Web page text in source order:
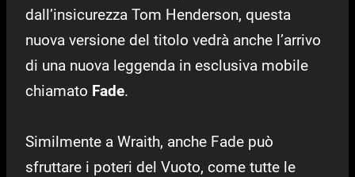
dall’insicurezza Tom Henderson, questa
nuova versione del titolo vedrà anche l’arrivo
di una nuova leggenda in esclusiva mobile
chiamato Fade.
Similmente a Wraith, anche Fade può
sfruttare i poteri del Vuoto, come tutte le